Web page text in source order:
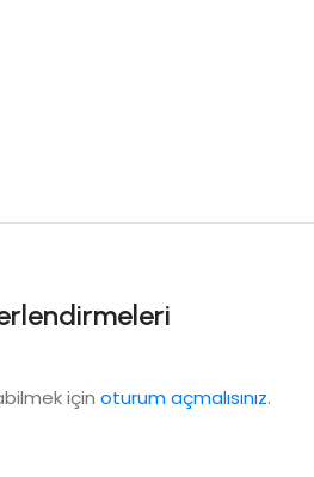
içinoturum açmalısınız.